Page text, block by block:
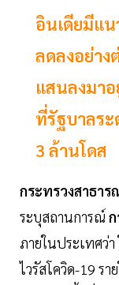
อินเดียมีแ
ลดลงอย่าง
แสนลงมา
ที่รัฐบาลร
3 ล้านโดส
กระทรวงสาธา
ระบุสถานการณ์
ภายในประเทศว่
ไวรัสโควิด-19 ร